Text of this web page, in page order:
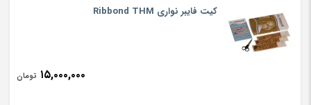
فایبر نواری Orthodontic Ribbond استفاده کنید.
سایر موارد استفاده
Endodontic Post and Cores، Provisional Bridges و Trauma
کیت فایبر نواری Ribbond THM
۱۵,۰۰۰,۰۰۰ تومان